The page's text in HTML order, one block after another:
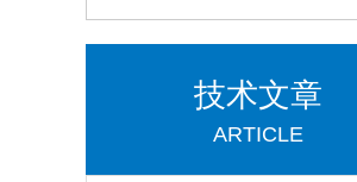
技术文章
ARTICLE